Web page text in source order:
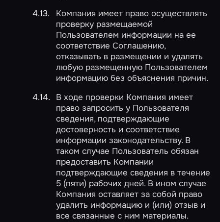
Компания имеет право осуществлять
проверку размещаемой
Пользователем информации на ее
соответствие Соглашению,
отказывать в размещении и удалять
любую размещенную Пользователем
информацию без объяснения причин.
В ходе проверки Компания имеет
право запросить у Пользователя
сведения, подтверждающие
достоверность и соответствие
информации законодательству. В
таком случае Пользователь обязан
предоставить Компании
подтверждающие сведения в течение
5 (пяти) рабочих дней. В ином случае
Компания оставляет за собой право
удалить информацию и (или) отзыв и
все связанные с ним материалы.